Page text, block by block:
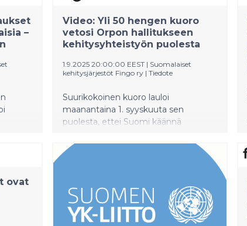
–
Video: Yli 50 hengen kuoro
vetosi Orpon hallitukseen
kehitysyhteistyön puolesta
1.9.2025 20:00:00 EEST | Suomalaiset
kehitysjärjestöt Fingo ry | Tiedote
Suurikokoinen kuoro lauloi
maanantaina 1. syyskuuta sen
puolesta, ettei Suomi käännä
Pidä huolta -kappaleen yhteislaulusta
ovat